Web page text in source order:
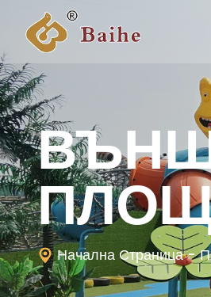
Начална Страница -